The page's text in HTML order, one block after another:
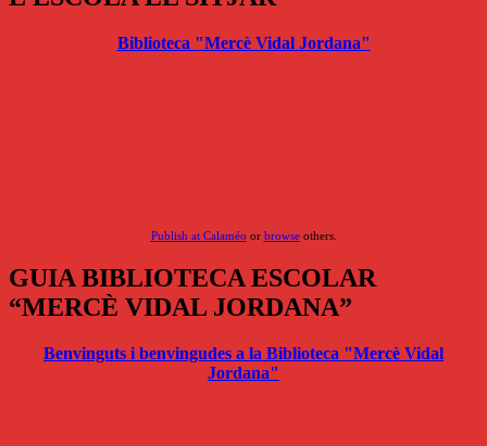
Biblioteca "Mercè Vidal Jordana"
Publish at Calaméo or browseothers.
GUIA BIBLIOTECA ESCOLAR
“MERCÈ VIDAL JORDANA”
Benvinguts i benvingudes a la Biblioteca "Mercè Vidal
Jordana"